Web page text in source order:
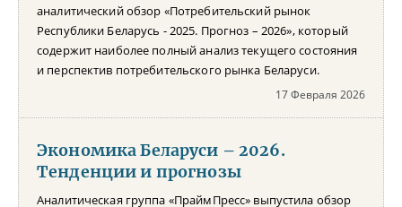
аналитический обзор «Потребительский рынок
Республики Беларусь - 2025. Прогноз – 2026», который
содержит наиболее полный анализ текущего состояния
и перспектив потребительского рынка Беларуси.
17 Февраля 2026
Экономика Беларуси – 2026.
Тенденции и прогнозы
Аналитическая группа «ПраймПресс» выпустила обзор